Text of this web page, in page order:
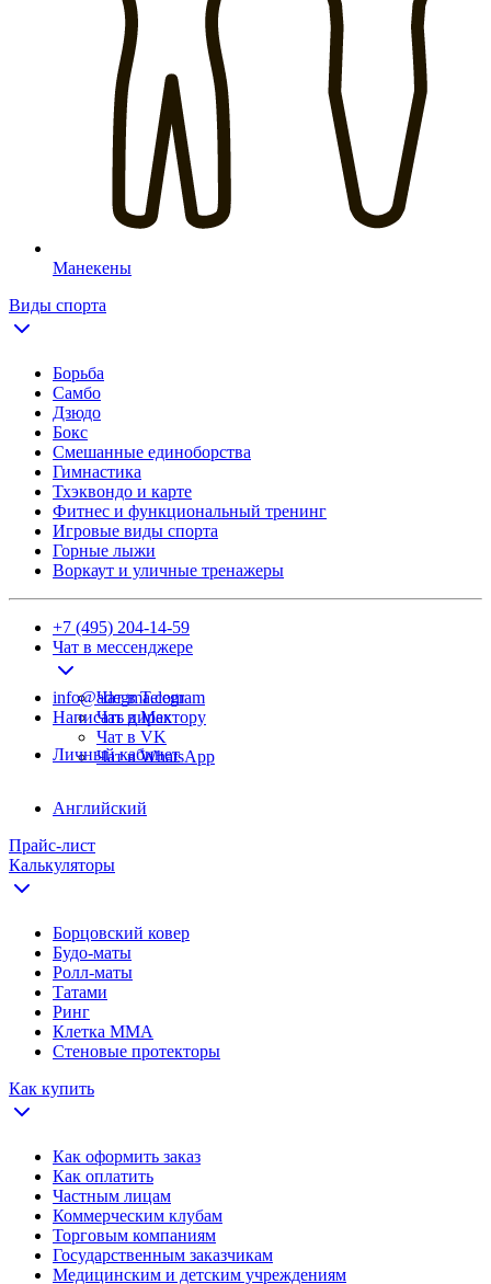
Манекены
Виды спорта
Борьба
Самбо
Дзюдо
Бокс
Смешанные единоборства
Гимнастика
Тхэквондо и карте
Фитнес и функциональный тренинг
Игровые виды спорта
Горные лыжи
Воркаут и уличные тренажеры
+7 (495) 204-14-59
Чат в мессенджере
Чат в Telegram
Чат в Max
Чат в VK
Чат в WhatsApp
info@adegma.com
Написать директору
Личный кабинет
Английский
Прайс-лист
Калькуляторы
Борцовский ковер
Будо-маты
Ролл-маты
Татами
Ринг
Клетка ММА
Стеновые протекторы
Как купить
Как оформить заказ
Как оплатить
Частным лицам
Коммерческим клубам
Торговым компаниям
Государственным заказчикам
Медицинским и детским учреждениям